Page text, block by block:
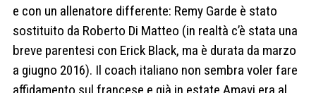
e con un allenatore differente: Remy Garde è stato
sostituito da Roberto Di Matteo (in realtà c’è stata una
breve parentesi con Erick Black, ma è durata da marzo
a giugno 2016). Il coach italiano non sembra voler fare
affidamento sul francese e già in estate Amavi era al